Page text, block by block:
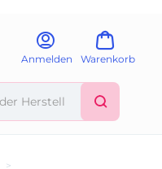
Anmelden Warenkorb
>